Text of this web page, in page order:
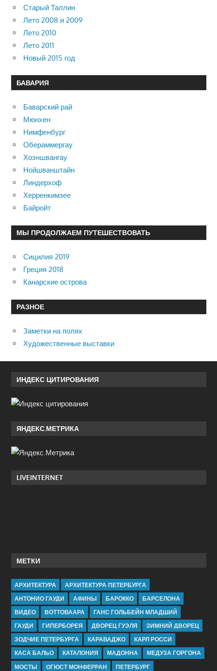
Старый Таллин
Лето 2008 и 2009
Лето 2010
Лето 2011
Новый 2015 год
БАВАРИЯ
Баварский рай
Мюнхен
Нимфенбург
Обераммергау
Хоэншвангау
Нойшванштайн
Линдерхоф
Херренкимзее
Байройт
МЫ ПРОДОЛЖАЕМ ПУТЕШЕСТВОВАТЬ
Сицилия 2019
Греция 2018
Канарские острова
РАЗНОЕ
Заметки на полях
Художественные выставки
ИНДЕКС ЦИТИРОВАНИЯ
ЯНДЕКС.МЕТРИКА
LIVEINTERNET
МЕТКИ
АРХИТЕКТУРА
АРХИТЕКТУРА ПЕТЕРБУРГА
АНТОНИО ГАУДИ
АФИНЫ БАРОККО
БАРСЕЛОНА
ВИДЕО
ВОТТОВААРА
ГАНС ГОЛЬБЕЙН МЛАДШИЙ
ГАУДИ
ГИПЕРБОРЕЯ ДВОРЕЦ ГУЭЛЯ
ЗИМНИЙ ДВОРЕЦ
ЗОДЧИЕ ПЕТЕРБУРГА
КАРАВАДЖО
КАРЛ РОССИ
КАСА БАЛЬО
КАТАЛОНИЯ МАДОННА
МЕДУЗА ГОРГОНА
МОСТЫ
ОГЮСТ МОНФЕРРАН ПЕТЕРБУРГ